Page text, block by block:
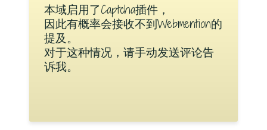
本域启用了Captcha插件，
因此有概率会接收不到Webmention的
提及。
对于这种情况，请手动发送评论告
诉我。